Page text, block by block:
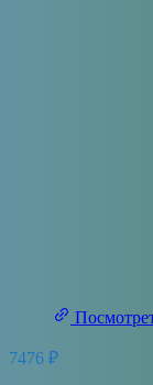
7476 ₽